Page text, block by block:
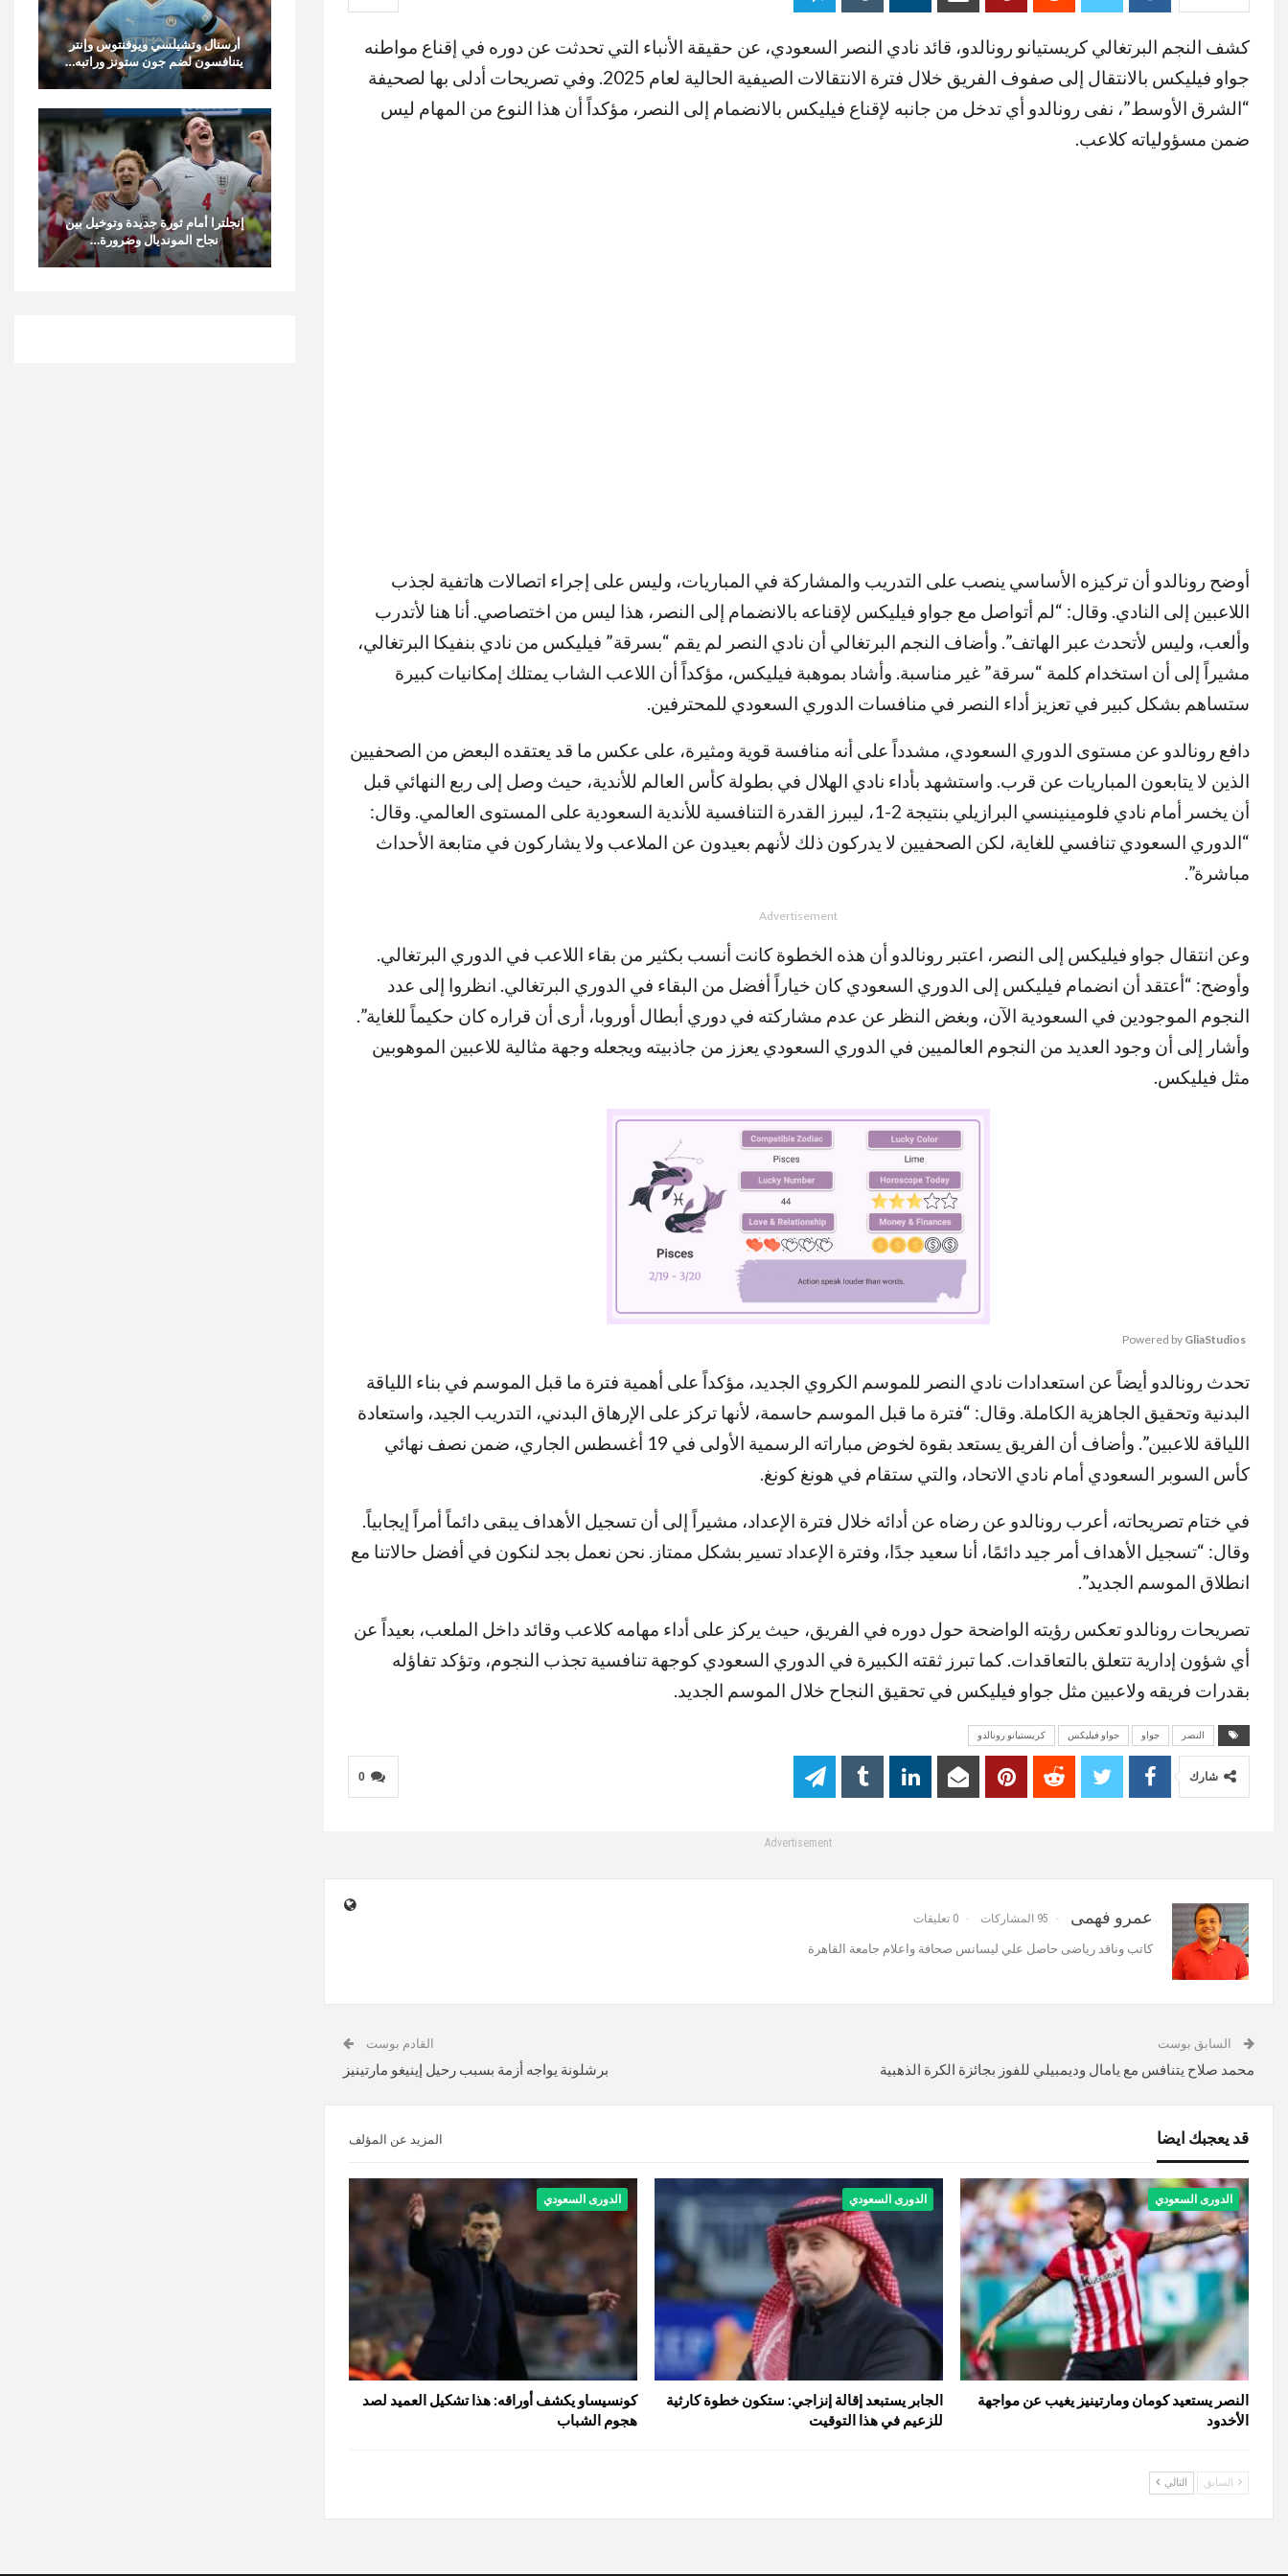
كشف النجم البرتغالي كريستيانو رونالدو، قائد نادي النصر السعودي، عن حقيقة الأنباء التي تحدثت عن دوره في إقناع مواطنه
جواو فيليكس بالانتقال إلى صفوف الفريق خلال فترة الانتقالات الصيفية الحالية لعام 2025. وفي تصريحات أدلى بها لصحيفة
“الشرق الأوسط”، نفى رونالدو أي تدخل من جانبه لإقناع فيليكس بالانضمام إلى النصر، مؤكداً أن هذا النوع من المهام ليس
ضمن مسؤولياته كلاعب.
أوضح رونالدو أن تركيزه الأساسي ينصب على التدريب والمشاركة في المباريات، وليس على إجراء اتصالات هاتفية لجذب
اللاعبين إلى النادي. وقال: “لم أتواصل مع جواو فيليكس لإقناعه بالانضمام إلى النصر، هذا ليس من اختصاصي. أنا هنا لأتدرب
وألعب، وليس لأتحدث عبر الهاتف”. وأضاف النجم البرتغالي أن نادي النصر لم يقم “بسرقة” فيليكس من نادي بنفيكا البرتغالي،
مشيراً إلى أن استخدام كلمة “سرقة” غير مناسبة. وأشاد بموهبة فيليكس، مؤكداً أن اللاعب الشاب يمتلك إمكانيات كبيرة
ستساهم بشكل كبير في تعزيز أداء النصر في منافسات الدوري السعودي للمحترفين.
دافع رونالدو عن مستوى الدوري السعودي، مشدداً على أنه منافسة قوية ومثيرة، على عكس ما قد يعتقده البعض من الصحفيين
الذين لا يتابعون المباريات عن قرب. واستشهد بأداء نادي الهلال في بطولة كأس العالم للأندية، حيث وصل إلى ربع النهائي قبل
أن يخسر أمام نادي فلومينينسي البرازيلي بنتيجة 2-1، ليبرز القدرة التنافسية للأندية السعودية على المستوى العالمي. وقال:
“الدوري السعودي تنافسي للغاية، لكن الصحفيين لا يدركون ذلك لأنهم بعيدون عن الملاعب ولا يشاركون في متابعة الأحداث
مباشرة”.
Advertisement
وعن انتقال جواو فيليكس إلى النصر، اعتبر رونالدو أن هذه الخطوة كانت أنسب بكثير من بقاء اللاعب في الدوري البرتغالي.
وأوضح: “أعتقد أن انضمام فيليكس إلى الدوري السعودي كان خياراً أفضل من البقاء في الدوري البرتغالي. انظروا إلى عدد
النجوم الموجودين في السعودية الآن، وبغض النظر عن عدم مشاركته في دوري أبطال أوروبا، أرى أن قراره كان حكيماً للغاية”.
وأشار إلى أن وجود العديد من النجوم العالميين في الدوري السعودي يعزز من جاذبيته ويجعله وجهة مثالية للاعبين الموهوبين
مثل فيليكس.
MUTE
Powered by GliaStudios
تحدث رونالدو أيضاً عن استعدادات نادي النصر للموسم الكروي الجديد، مؤكداً على أهمية فترة ما قبل الموسم في بناء اللياقة
البدنية وتحقيق الجاهزية الكاملة. وقال: “فترة ما قبل الموسم حاسمة، لأنها تركز على الإرهاق البدني، التدريب الجيد، واستعادة
اللياقة للاعبين”. وأضاف أن الفريق يستعد بقوة لخوض مباراته الرسمية الأولى في 19 أغسطس الجاري، ضمن نصف نهائي
كأس السوبر السعودي أمام نادي الاتحاد، والتي ستقام في هونغ كونغ.
في ختام تصريحاته، أعرب رونالدو عن رضاه عن أدائه خلال فترة الإعداد، مشيراً إلى أن تسجيل الأهداف يبقى دائماً أمراً إيجابياً.
وقال: “تسجيل الأهداف أمر جيد دائمًا، أنا سعيد جدًا، وفترة الإعداد تسير بشكل ممتاز. نحن نعمل بجد لنكون في أفضل حالاتنا مع
انطلاق الموسم الجديد”.
تصريحات رونالدو تعكس رؤيته الواضحة حول دوره في الفريق، حيث يركز على أداء مهامه كلاعب وقائد داخل الملعب، بعيداً عن
أي شؤون إدارية تتعلق بالتعاقدات. كما تبرز ثقته الكبيرة في الدوري السعودي كوجهة تنافسية تجذب النجوم، وتؤكد تفاؤله
بقدرات فريقه ولاعبين مثل جواو فيليكس في تحقيق النجاح خلال الموسم الجديد.
النصر جواو جواو فيليكس كريستيانو رونالدو
0 شارك
Advertisement
عمرو فهمى 95 المشاركات 0 تعليقات
كاتب وناقد رياضى حاصل علي ليسانس صحافة واعلام جامعة القاهرة
السابق بوست
محمد صلاح يتنافس مع يامال وديمبيلي للفوز بجائزة الكرة الذهبية
القادم بوست
برشلونة يواجه أزمة بسبب رحيل إينيغو مارتينيز
قد يعجبك ايضا المزيد عن المؤلف
الدورى السعودي
النصر يستعيد كومان ومارتينيز يغيب عن مواجهة
الأخدود
الدورى السعودي
الجابر يستبعد إقالة إنزاجي: ستكون خطوة كارثية
للزعيم في هذا التوقيت
الدورى السعودي
كونسيساو يكشف أوراقه: هذا تشكيل العميد لصد
هجوم الشباب
السابق التالي
أرسنال وتشيلسي ويوفنتوس وإنتر
يتنافسون لضم جون ستونز وراتبه…
إنجلترا أمام ثورة جديدة وتوخيل بين
نجاح المونديال وضرورة…